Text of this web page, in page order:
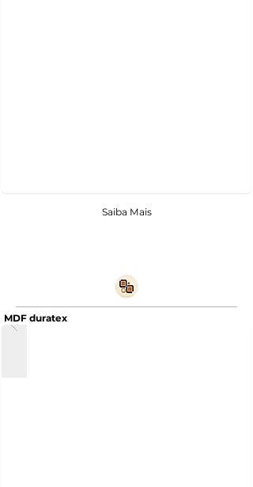
Saiba Mais
MDF duratex